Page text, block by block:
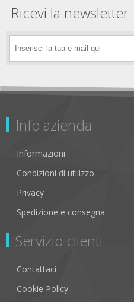
Ricevi la newsletter
Info azienda
Informazioni
Condizioni di utilizzo
Privacy
Spedizione e consegna
Servizio clienti
Contattaci
Cookie Policy